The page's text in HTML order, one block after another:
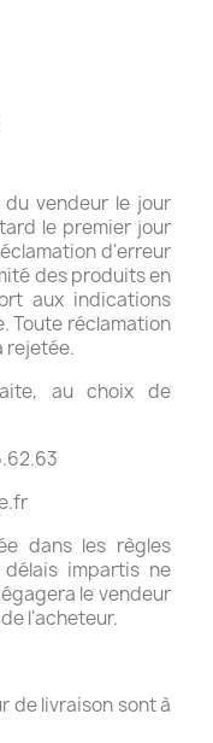
vendeur le jour
le premier jour
d'erreur
des produits en
aux indications
Toute réclamation
rejetée.
au choix de
dans les règles
impartis ne
le vendeur
l'acheteur.
de livraison sont à